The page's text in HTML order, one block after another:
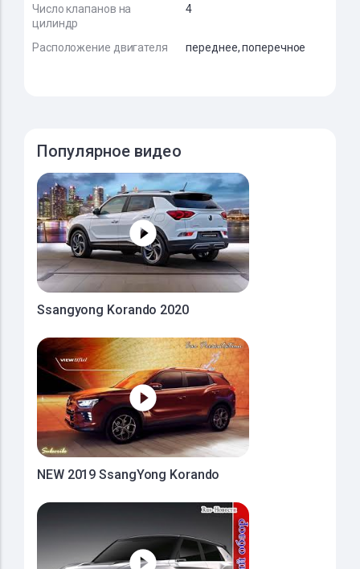
Число клапанов на
цилиндр
4
Расположение двигателя переднее, поперечное
Популярное видео
Ssangyong Korando 2020
NEW 2019 SsangYong Korando